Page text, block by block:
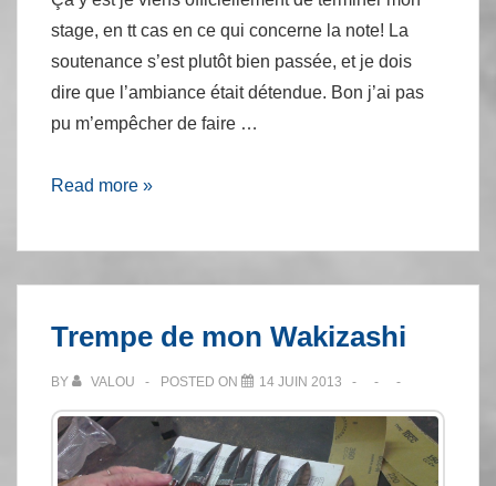
stage, en tt cas en ce qui concerne la note! La
soutenance s’est plutôt bien passée, et je dois
dire que l’ambiance était détendue. Bon j’ai pas
pu m’empêcher de faire …
Soutenance
stage
Read more »
Trempe de mon Wakizashi
BY VALOU POSTED ON 14 JUIN 2013